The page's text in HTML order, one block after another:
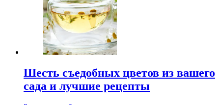
Шесть съедобных цветов из вашего
сада и лучшие рецепты